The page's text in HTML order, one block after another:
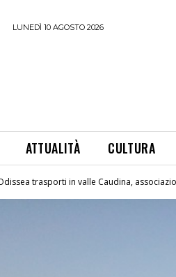
LUNEDÌ 10 AGOSTO 2026
ATTUALITÀ CULTURA
trasporti in valle Caudina,